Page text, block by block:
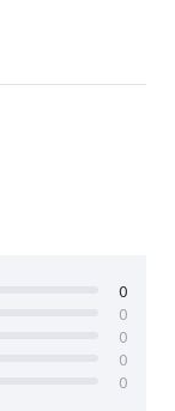
0
0
0
0
0